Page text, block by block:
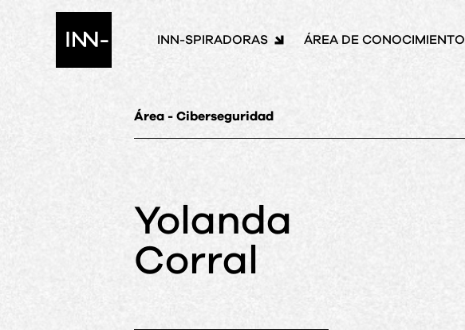
INN-SPIRADORAS ÁREA DE CONOCIMIENTO
Área - Ciberseguridad
Yolanda
Corral